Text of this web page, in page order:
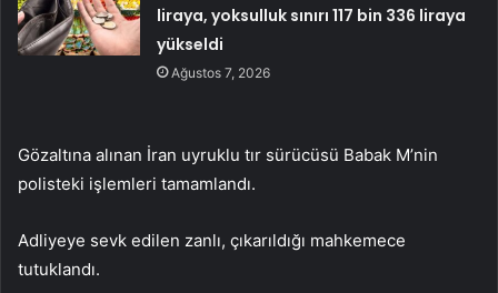
liraya, yoksulluk sınırı 117 bin 336 liraya
yükseldi
Ağustos 7, 2026
Gözaltına alınan İran uyruklu tır sürücüsü Babak M’nin
polisteki işlemleri tamamlandı.
Adliyeye sevk edilen zanlı, çıkarıldığı mahkemece
tutuklandı.